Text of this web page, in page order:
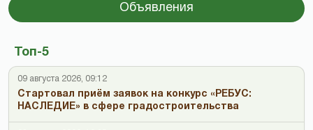
Объявления
Топ-5
09 августа 2026, 09:12
Стартовал приём заявок на конкурс «РЕБУС:
НАСЛЕДИЕ» в сфере градостроительства